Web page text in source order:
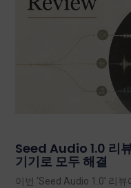
Seed Audio 1.0 리
기기로 모두 해결
이번 ‘Seed Audio 1.0’ 리